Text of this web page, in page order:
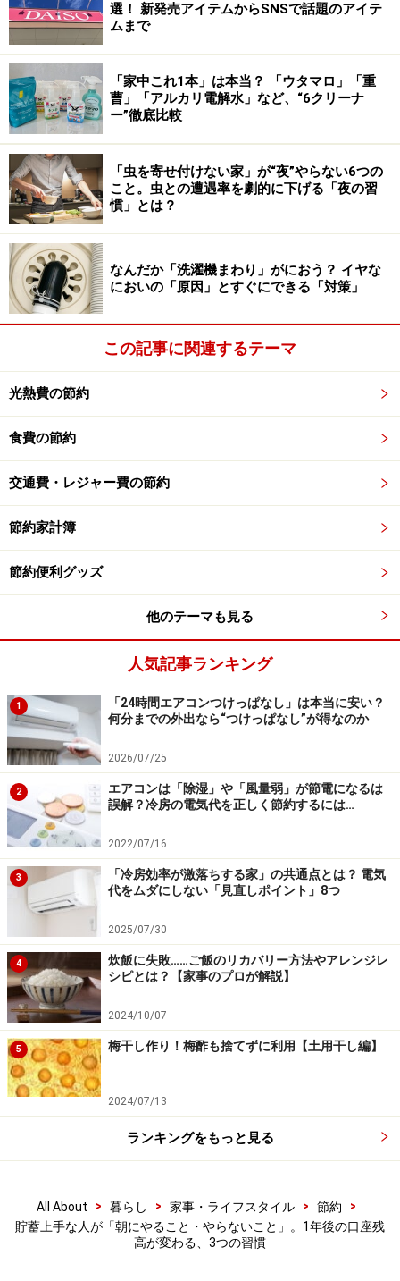
ストレスから「衝動買い」に走りやすくなるもの。目の
前の散らかっているものをサッと片付けたり、洗面所を
サッと拭いたりといった小さな整えが、結果として冷静
な判断力を保ちます。
貯蓄上手な人が「朝にやらない」こと
▼「テレビやSNS」をダラダラ流し見しない
朝の時間は、脳が最もクリアで判断力が高い状態です。
そこに広告や他人の消費生活といった情報を無防備に入
れると、脳が疲弊して判断力が低下します。判断力が鈍
った午後に「なんとなくの買い物」をしてしまうのを防
ぐため、朝は情報のシャワーを浴びません。
▼「今日の服」をその場で選ばない
朝の「何を着よう？」という迷いは、脳のエネルギーを
大きく消費します。貯蓄上手な人は、服をパターン化す
るか前夜に決めておくことで、大切な「決断力」を節約
します。この決断力の余裕が、仕事での成果や、複雑な
家計管理を継続する力につながるのです。
▼出社前の「コンビニ立ち寄り」
「とりあえずコンビニに寄ってみよう」は、無駄買いの
入り口です。その中でも、「喉が渇くかも」「おなかが
空くかも」という不安を抱えたまま外出するのは、コン
に水筒や軽食を準備し、あえて「外で買わなくていい状
態」を完璧に作って外出することで、無駄なコンビニ立
ち寄りをなくすことができます。
貯蓄上手な人の朝の習慣に共通しているのは、「未来に
起こりうる無駄な支出を、先回りして潰している」とい
う点です。一つひとつは小さな「チリ積も」な行動です
が、それが積み重なることで、1カ月後、1年後の口座残
高に目に見える違いとなって表れます。まずは明日の
朝、水筒を準備することから始めてみませんか。
※記事内容は執筆時点のものです。最新の内容をご確認くださ
い。
【編集部おすすめの購入サイト】
Amazonで節約対策の書籍をチェック！
楽天市場で節約関連の書籍をチェック！
選！ 新発売アイテムからSNSで話題のアイテ
ムまで
「家中これ1本」は本当？ 「ウタマロ」「重
曹」「アルカリ電解水」など、“6クリーナ
ー”徹底比較
「虫を寄せ付けない家」が“夜”やらない6つの
こと。虫との遭遇率を劇的に下げる「夜の習
慣」とは？
なんだか「洗濯機まわり」がにおう？ イヤな
においの「原因」とすぐにできる「対策」
この記事に関連するテーマ
光熱費の節約
食費の節約
交通費・レジャー費の節約
節約家計簿
節約便利グッズ
他のテーマも見る
人気記事ランキング
1
「24時間エアコンつけっぱなし」は本当に安い？
何分までの外出なら“つけっぱなし”が得なのか
2026/07/25
2
エアコンは「除湿」や「風量弱」が節電になるは
誤解？冷房の電気代を正しく節約するには…
2022/07/16
3
「冷房効率が激落ちする家」の共通点とは？ 電気
代をムダにしない「見直しポイント」8つ
2025/07/30
4
炊飯に失敗……ご飯のリカバリー方法やアレンジレ
シピとは？【家事のプロが解説】
2024/10/07
5 梅干し作り！梅酢も捨てずに利用【土用干し編】
2024/07/13
ランキングをもっと見る
All About > 暮らし > 家事・ライフスタイル > 節約
>
貯蓄上手な人が「朝にやること・やらないこと」。1年後の口座残
高が変わる、3つの習慣